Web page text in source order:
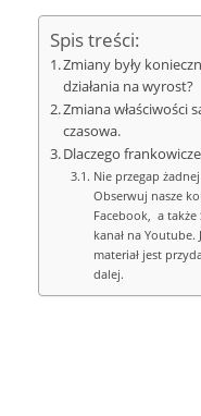
Spis treści:
Zmiany były
działania na wyrost?
Zmiana właściwości
czasowa.
Dlaczego
Nie przegap
Obserwuj nasze
Facebook, a także
kanał na Youtube.
materiał jest
dalej.